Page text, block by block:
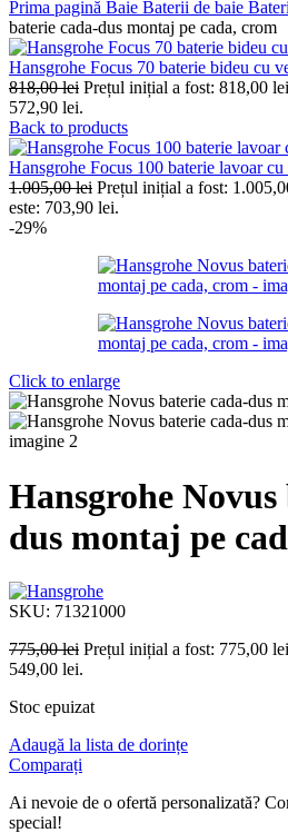
Prima pagină Baie Baterii de baie
baterie cada-dus montaj pe cada, crom
Hansgrohe Focus 70 baterie bideu cu
818,00lei Prețul inițial a fost: 818,00
572,90 lei.
Back to products
Hansgrohe Focus 100 baterie lavoar
1.005,00lei Prețul inițial a fost:
este: 703,90 lei.
-29%
Click to enlarge
Hansgrohe
dus montaj pe
SKU: 71321000
775,00lei Prețul inițial a fost: 775,00
549,00 lei.
Stoc epuizat
Adaugă la lista de dorințe
Comparați
Ai nevoie de o ofertă personalizată?
special!